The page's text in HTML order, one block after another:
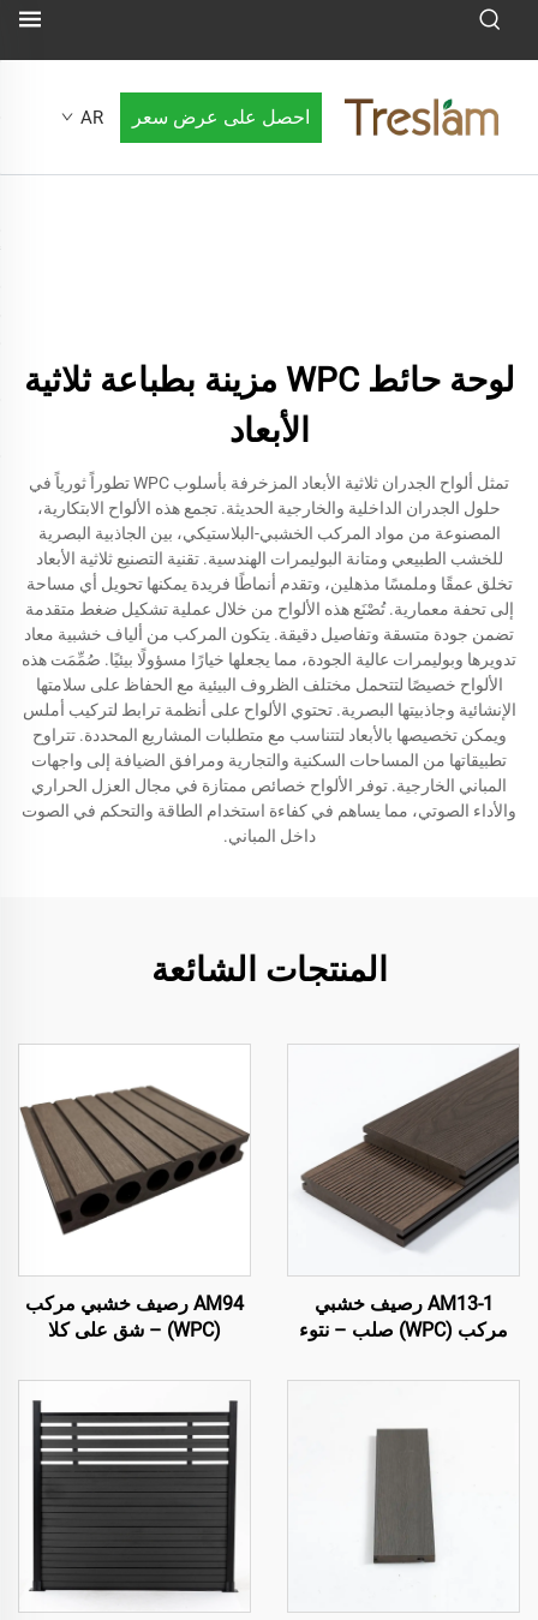
احصل على عرض سعر AR
لوحة حائط WPC مزينة بطباعة ثلاثية
الأبعاد
تمثل ألواح الجدران ثلاثية الأبعاد المزخرفة بأسلوب WPC تطوراً ثورياً في
حلول الجدران الداخلية والخارجية الحديثة. تجمع هذه الألواح الابتكارية،
المصنوعة من مواد المركب الخشبي-البلاستيكي، بين الجاذبية البصرية
للخشب الطبيعي ومتانة البوليمرات الهندسية. تقنية التصنيع ثلاثية الأبعاد
تخلق عمقًا وملمسًا مذهلين، وتقدم أنماطًا فريدة يمكنها تحويل أي مساحة
إلى تحفة معمارية. تُصْنَع هذه الألواح من خلال عملية تشكيل ضغط متقدمة
تضمن جودة متسقة وتفاصيل دقيقة. يتكون المركب من ألياف خشبية معاد
تدويرها وبوليمرات عالية الجودة، مما يجعلها خيارًا مسؤولًا بيئيًا. صُمِّمَت هذه
الألواح خصيصًا لتتحمل مختلف الظروف البيئية مع الحفاظ على سلامتها
الإنشائية وجاذبيتها البصرية. تحتوي الألواح على أنظمة ترابط لتركيب أملس
ويمكن تخصيصها بالأبعاد لتتناسب مع متطلبات المشاريع المحددة. تتراوح
تطبيقاتها من المساحات السكنية والتجارية ومرافق الضيافة إلى واجهات
المباني الخارجية. توفر الألواح خصائص ممتازة في مجال العزل الحراري
والأداء الصوتي، مما يساهم في كفاءة استخدام الطاقة والتحكم في الصوت
داخل المباني.
المنتجات الشائعة
AM13-1 رصيف خشبي
مركب (WPC) صلب – نتوء
مع شق
AM94 رصيف خشبي مركب
(WPC) – شق على كلا
(140×25 مم)